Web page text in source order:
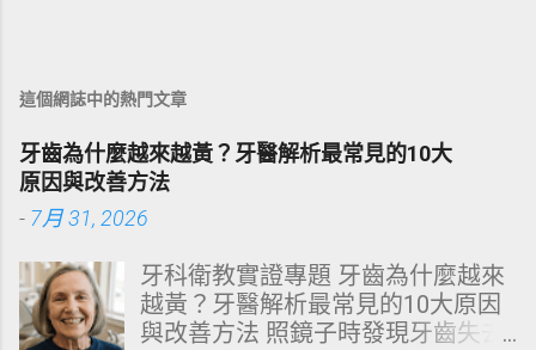
這個網誌中的熱門文章
牙齒為什麼越來越黃？牙醫解析最常見的10大
原因與改善方法
- 7月 31, 2026
牙科衛教實證專題 牙齒為什麼越來
越黃？牙醫解析最常見的10大原因
與改善方法 照鏡子時發現牙齒失去